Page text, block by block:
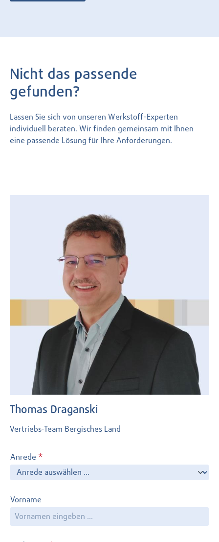
Nicht das passende
gefunden?
Lassen Sie sich von unseren Werkstoff-Experten
individuell beraten. Wir finden gemeinsam mit Ihnen
eine passende Lösung für Ihre Anforderungen.
Thomas Draganski
Vertriebs-Team Bergisches Land
Anrede *
Vorname